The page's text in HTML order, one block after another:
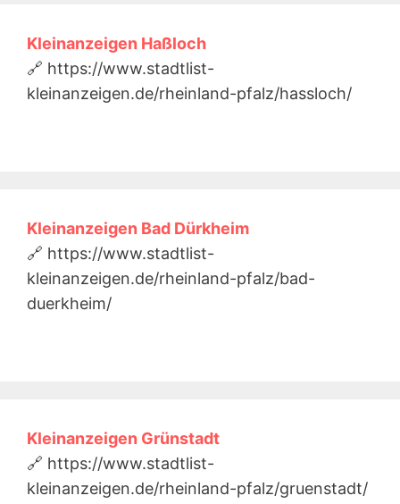
Kleinanzeigen Haßloch
🔗 https://www.stadtlist-
kleinanzeigen.de/rheinland-pfalz/hassloch/
Kleinanzeigen Bad Dürkheim
🔗 https://www.stadtlist-
kleinanzeigen.de/rheinland-pfalz/bad-
duerkheim/
Kleinanzeigen Grünstadt
🔗 https://www.stadtlist-
kleinanzeigen.de/rheinland-pfalz/gruenstadt/